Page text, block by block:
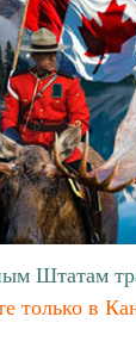
Штатам
только в